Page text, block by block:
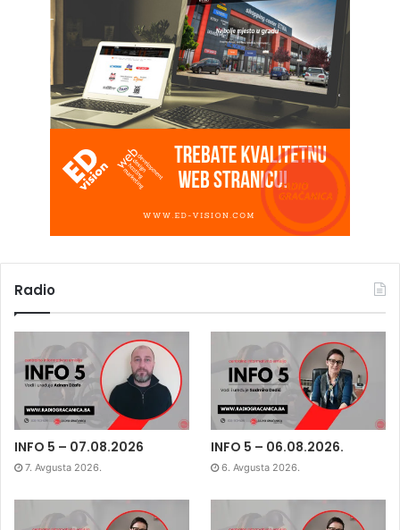
Radio
INFO 5 – 07.08.2026
7. Avgusta 2026.
INFO 5 – 06.08.2026.
6. Avgusta 2026.